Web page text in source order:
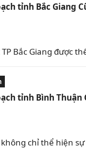
tỉnh Bắc Giang
Bắc Giang được
tỉnh Bình Thuận
chỉ thể hiện